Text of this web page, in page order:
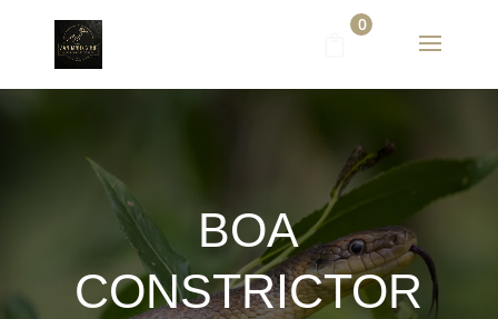
0
BOA
CONSTRICTOR